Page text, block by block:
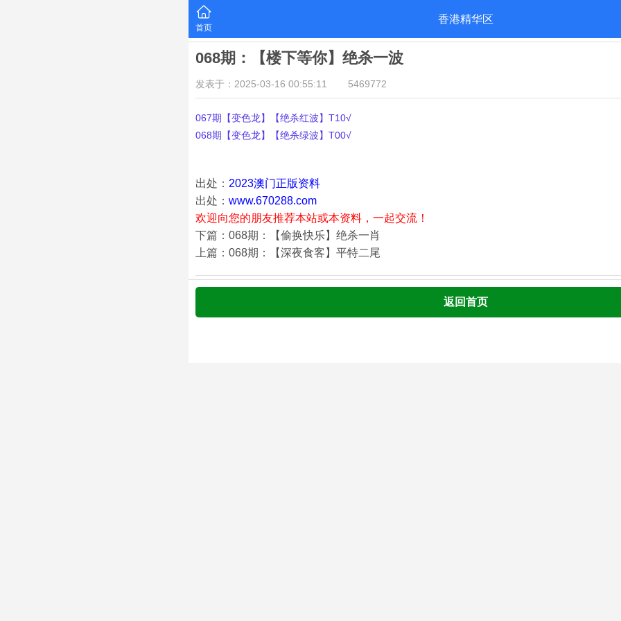
首页
香港精华区
068期：【楼下等你】绝杀一波
发表于：2025-03-16 00:55:11 5469772
067期【变色龙】【绝杀红波】T10√
068期【变色龙】【绝杀绿波】T00√
出处： 2023澳门正版资料
出处： www.670288.com
欢迎向您的朋友推荐本站或本资料，一起交流！
下篇：068期：【偷换快乐】绝杀一肖
上篇：068期：【深夜食客】平特二尾
返回首页